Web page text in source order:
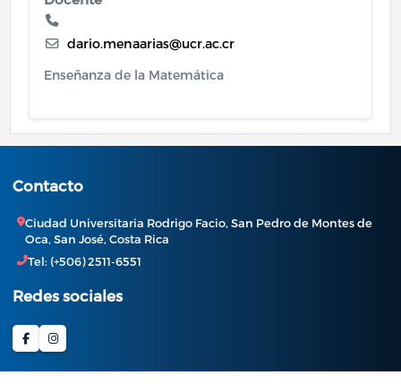
dario.menaarias@ucr.ac.cr
Enseñanza de la Matemática
Contacto
Ciudad Universitaria Rodrigo Facio, San Pedro de Montes de
Oca, San José, Costa Rica
Tel: (+506) 2511-6551
Redes sociales